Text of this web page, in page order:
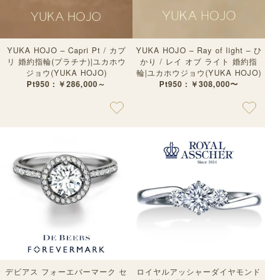
YUKA HOJO – Capri Pt / カプ
リ 婚約指輪(プラチナ)|ユカホウ
ジョウ(YUKA HOJO)
Pt950：￥286,000～
YUKA HOJO – Ray of light – ひ
かり / レイ オブ ライト 婚約指
輪|ユカホウジョウ(YUKA HOJO)
Pt950：￥308,000〜
デビアス フォーエバーマーク セ
ロイヤルアッシャーダイヤモンド